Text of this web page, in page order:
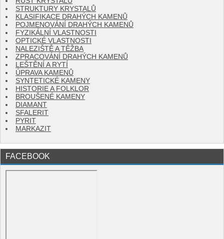
STRUKTURY KRYSTALŮ
KLASIFIKACE DRAHÝCH KAMENŮ
POJMENOVÁNÍ DRAHÝCH KAMENŮ
FYZIKÁLNÍ VLASTNOSTI
OPTICKÉ VLASTNOSTI
NALEZIŠTĚ A TĚŽBA
ZPRACOVÁNÍ DRAHÝCH KAMENŮ
LEŠTĚNÍ A RYTÍ
ÚPRAVA KAMENŮ
SYNTETICKÉ KAMENY
HISTORIE A FOLKLOR
BROUŠENÉ KAMENY
DIAMANT
SFALERIT
PYRIT
MARKAZIT
FACEBOOK